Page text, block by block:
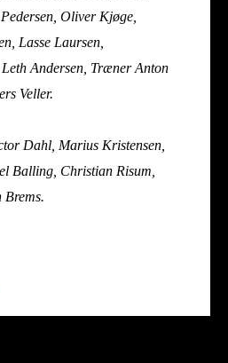
Oliver Kjøge,
Lasse Laursen,
Andersen, Træner Anton
Veller.
Dahl, Marius Kristensen,
Balling, Christian Risum,
Brems.